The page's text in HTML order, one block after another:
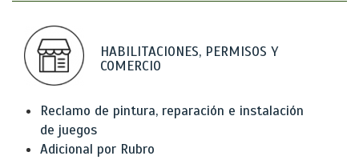
HABILITACIONES, PERMISOS Y
COMERCIO
Reclamo de pintura, reparación e instalación
de juegos
Adicional por Rubro